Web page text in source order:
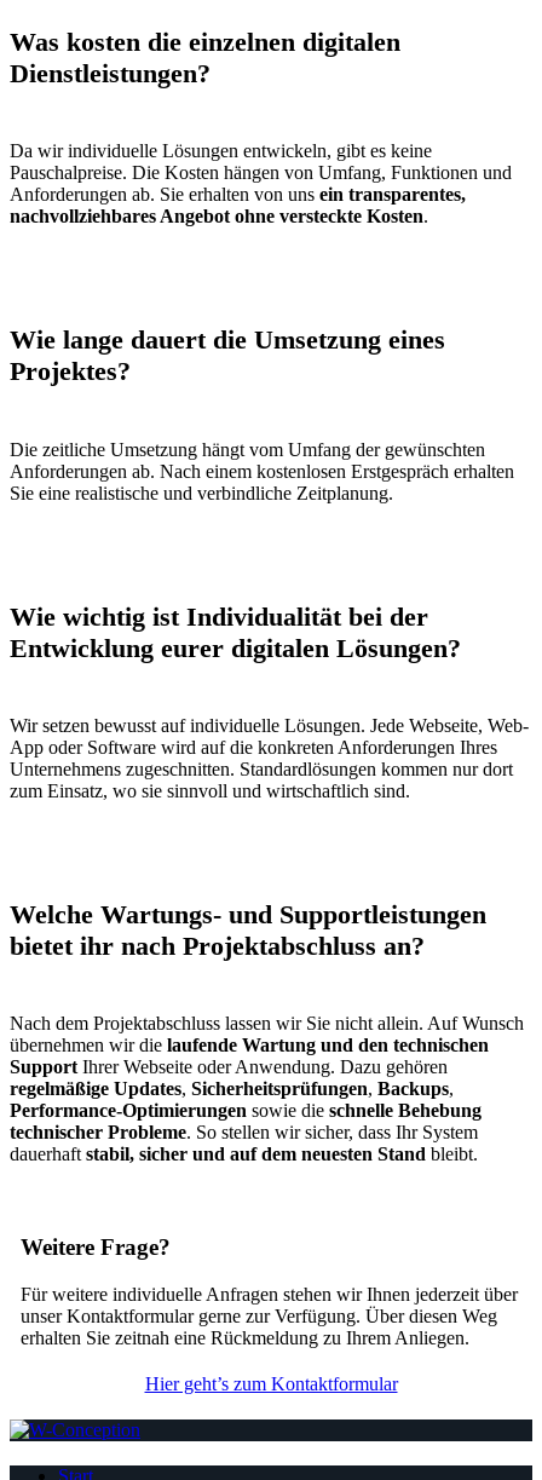
Was kosten die einzelnen digitalen
Dienstleistungen?
Da wir individuelle Lösungen entwickeln, gibt es keine
Pauschalpreise. Die Kosten hängen von Umfang, Funktionen und
Anforderungen ab. Sie erhalten von uns ein transparentes,
nachvollziehbares Angebot ohne versteckte Kosten.
Wie lange dauert die Umsetzung eines
Projektes?
Die zeitliche Umsetzung hängt vom Umfang der gewünschten
Anforderungen ab. Nach einem kostenlosen Erstgespräch erhalten
Sie eine realistische und verbindliche Zeitplanung.
Wie wichtig ist Individualität bei der
Entwicklung eurer digitalen Lösungen?
Wir setzen bewusst auf individuelle Lösungen. Jede Webseite, Web-
App oder Software wird auf die konkreten Anforderungen Ihres
Unternehmens zugeschnitten. Standardlösungen kommen nur dort
zum Einsatz, wo sie sinnvoll und wirtschaftlich sind.
Welche Wartungs- und Supportleistungen
bietet ihr nach Projektabschluss an?
Nach dem Projektabschluss lassen wir Sie nicht allein. Auf Wunsch
übernehmen wir die laufende Wartung und den technischen
Support Ihrer Webseite oder Anwendung. Dazu gehören
regelmäßige Updates, Sicherheitsprüfungen, Backups,
Performance-Optimierungen sowie die schnelle Behebung
technischer Probleme. So stellen wir sicher, dass Ihr System
dauerhaft stabil, sicher und auf dem neuesten Stand bleibt.
Weitere Frage?
Für weitere individuelle Anfragen stehen wir Ihnen jederzeit über
unser Kontaktformular gerne zur Verfügung. Über diesen Weg
erhalten Sie zeitnah eine Rückmeldung zu Ihrem Anliegen.
Hier geht’s zum Kontaktformular
Start